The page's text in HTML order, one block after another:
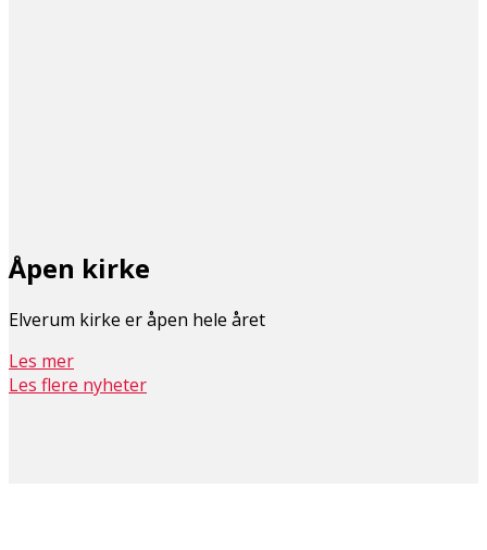
Åpen kirke
Elverum kirke er åpen hele året
Les mer
Les flere nyheter